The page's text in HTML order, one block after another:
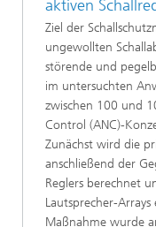
aktiven
Ziel der
ungewollten
störende und
im untersuchten
zwischen 100 und
Control (ANC)-
Zunächst wird die
anschließend der
Reglers berechnet
Lautsprecher-
Maßnahme wurde